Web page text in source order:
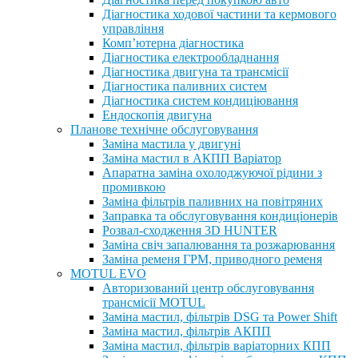
Діагностика ходової частини та кермового
управління
Комп’ютерна діагностика
Діагностика електрообладнання
Діагностика двигуна та трансмісії
Діагностика паливних систем
Діагностика систем кондиціювання
Ендоскопія двигуна
Планове технічне обслуговування
Заміна мастила у двигуні
Заміна мастил в АКПП Варіатор
Апаратна заміна охолоджуючої рідини з
промивкою
Заміна фільтрів паливних на повітряних
Заправка та обслуговування кондиціонерів
Розвал-сходження 3D HUNTER
Заміна свіч запалювання та розжарювання
Заміна ременя ГРМ, приводного ременя
MOTUL EVO
Авторизований центр обслуговування
трансмісії MOTUL
Заміна мастил, фільтрів DSG та Power Shift
Заміна мастил, фільтрів АКПП
Заміна мастил, фільтрів варіаторних КПП